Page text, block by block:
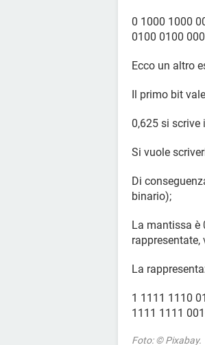
0 1000 1000
0100 0100
Ecco un altro
Il primo bit
0,625 si scrive
Si vuole
Di
binario);
La mantissa è
La
1 1111 1110
1111 1111
Foto: © Pixabay.